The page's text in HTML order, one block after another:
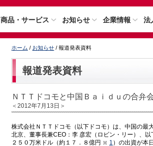
商品・サービス お知らせ 企業情報 法
ホーム / お知らせ / 報道発表資料
報道発表資料
ＮＴＴドコモと中国Ｂａｉｄｕの合弁
＜2012年7月13日＞
株式会社ＮＴＴドコモ（以下ドコモ）は、中国の最
北京、董事長兼CEO：李 彦宏（ロビン・リー）、
２５０万米ドル（約１７．８億円
1 ）の出資が本